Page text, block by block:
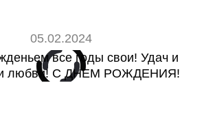
05.02.2024